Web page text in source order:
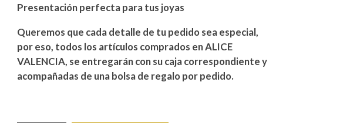
Presentación perfecta para tus joyas
Queremos que cada detalle de tu pedido sea especial,
por eso, todos los artículos comprados en ALICE
VALENCIA, se entregarán con su caja correspondiente y
acompañadas de una bolsa de regalo por pedido.